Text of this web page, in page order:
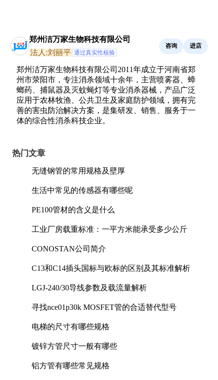
郑州洁万家生物科技有限公司
法人:刘丽平 通过真实性核验
咨询 进店
郑州洁万家生物科技有限公司2011年成立于河南省郑
州市荥阳市，专注消杀领域十余年，主营喷雾器、蟑
螂药、捕鼠器及灭蚊蝇灯等专业消杀器械，产品广泛
应用于农林牧渔、公共卫生及家庭防护领域，拥有完
善的害虫防治解决方案，是集研发、销售、服务于一
体的综合性消杀科技企业。
热门文章
无缝钢管的常用规格及壁厚
生活中常见的传感器有哪些呢
PE100管材的含义是什么
工业厂房载重标准：一平方米能承受多少公斤
CONOSTAN公司简介
C13和C14插头国标与欧标的区别及其标准解析
LGJ-240/30导线参数及载流量解析
寻找nce01p30k MOSFET管的合适替代型号
电梯的尺寸有哪些规格
镀锌方管尺寸一般有哪些
铝方管有哪些常见规格